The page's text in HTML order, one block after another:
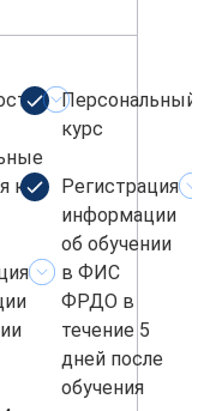
к
Персональный
курс
Регистрация
информации
об обучении
в ФИС
ФРДО в
течение 5
дней после
обучения